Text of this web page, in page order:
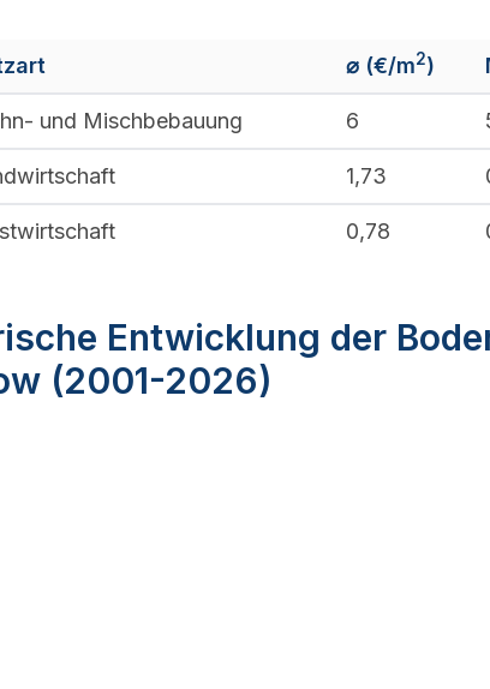
⌀ (€/m2)
und Mischbebauung 6
1,73
0,78
Entwicklung der
(2001-2026)